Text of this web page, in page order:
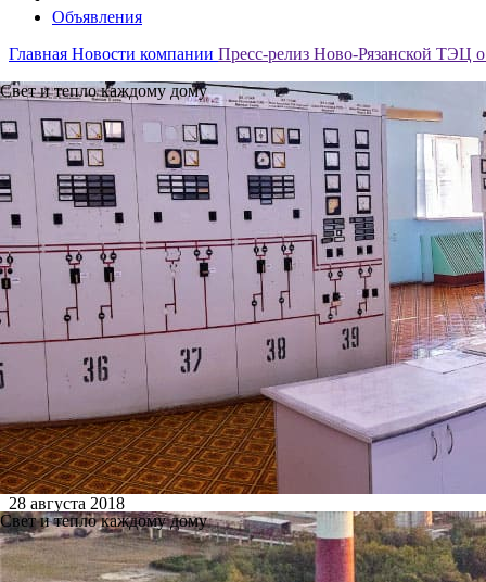
Объявления
Главная Новости компании Пресс-релиз Ново-Рязанской ТЭЦ о
Свет и тепло каждому дому
Свет и тепло каждому дому
28 августа 2018
Пресс-релиз Ново-Рязанской